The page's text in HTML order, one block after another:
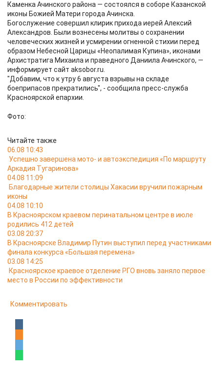
Каменка Ачинского района — состоялся в соборе Казанской
иконы Божией Матери города Ачинска.
Богослужение совершил клирик прихода иерей Алексий
Александров. Были вознесены молитвы о сохранении
человеческих жизней и усмирении огненной стихии перед
образом Небесной Царицы «Неопалимая Купина», иконами
Архистратига Михаила и праведного Даниила Ачинского, —
информирует сайт aksobor.ru.
"Добавим, что к утру 6 августа взрывы на складе
боеприпасов прекратились", - сообщила пресс-служба
Красноярской епархии.
Фото:
Читайте также
06.08 10:43
Успешно завершена мото- и автоэкспедиция «По маршруту
Аркадия Тугаринова»
04.08 11:09
Благодарные жители столицы Хакасии вручили пожарным
иконы
04.08 10:10
В Красноярском краевом перинатальном центре в июле
родились 412 детей
03.08 20:37
В Красноярске Владимир Путин выступил перед участниками
финала конкурса «Большая перемена»
03.08 14:25
Красноярское краевое отделение РГО вновь заняло первое
место в России по эффективности
Комментировать